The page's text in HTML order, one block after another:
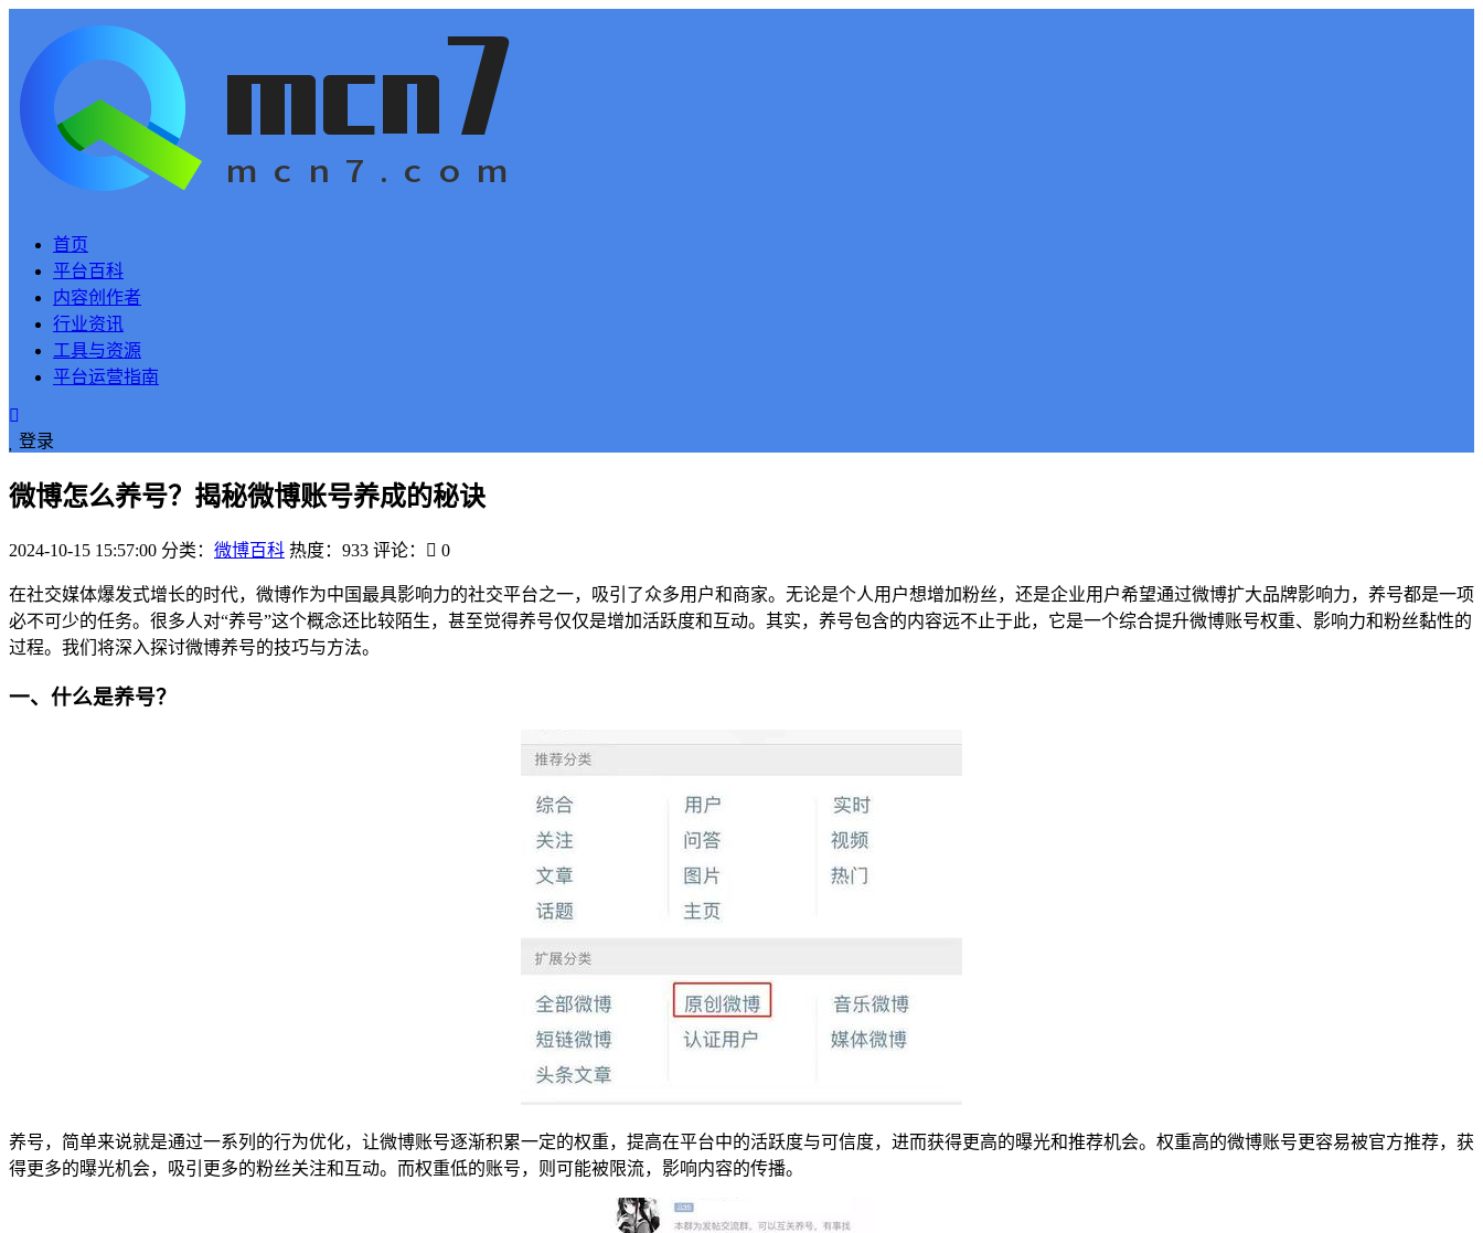
首页
平台百科
内容创作者
行业资讯
工具与资源
平台运营指南
登录
微博怎么养号？揭秘微博账号养成的秘诀
2024-10-15 15:57:00 分类： 微博百科 热度：933 评论： 0
在社交媒体爆发式增长的时代，微博作为中国最具影响力的社交平台之一，吸引了众多用户和商家。无论是个人用户想增加粉丝，还是企业用户希望通过微博扩大品牌影响力，养号都是一项
必不可少的任务。很多人对“养号”这个概念还比较陌生，甚至觉得养号仅仅是增加活跃度和互动。其实，养号包含的内容远不止于此，它是一个综合提升微博账号权重、影响力和粉丝黏性的
过程。我们将深入探讨微博养号的技巧与方法。
一、什么是养号？
养号，简单来说就是通过一系列的行为优化，让微博账号逐渐积累一定的权重，提高在平台中的活跃度与可信度，进而获得更高的曝光和推荐机会。权重高的微博账号更容易被官方推荐，获
得更多的曝光机会，吸引更多的粉丝关注和互动。而权重低的账号，则可能被限流，影响内容的传播。